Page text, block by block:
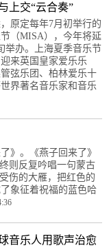
上交“云合奏”
原定每年7月初举行的
节（MISA），今年将延
举办。上海夏季音乐节
来英国皇家爱乐乐
弦乐团、柏林爱乐十
界著名音乐家和音乐
》。《燕子回来了》
则反复吟唱一句蒙古
的大雁，把红色的
象征着祝福的蓝色哈
音乐人用歌声治愈